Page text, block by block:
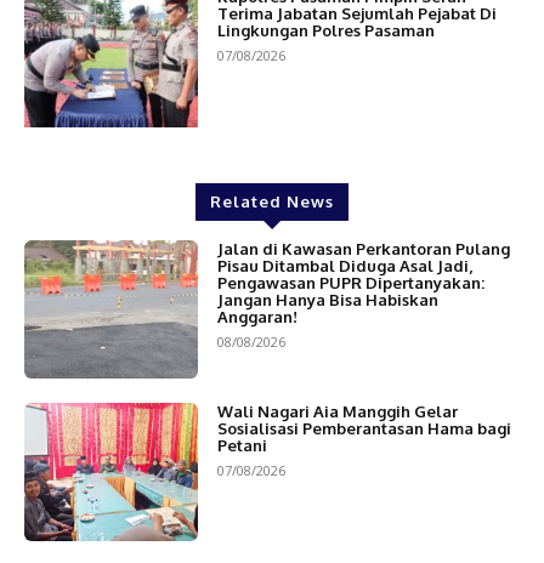
Terima Jabatan Sejumlah Pejabat Di
Lingkungan Polres Pasaman
07/08/2026
Related News
Jalan di Kawasan Perkantoran Pulang
Pisau Ditambal Diduga Asal Jadi,
Pengawasan PUPR Dipertanyakan:
Jangan Hanya Bisa Habiskan
Anggaran!
08/08/2026
Wali Nagari Aia Manggih Gelar
Sosialisasi Pemberantasan Hama bagi
Petani
07/08/2026